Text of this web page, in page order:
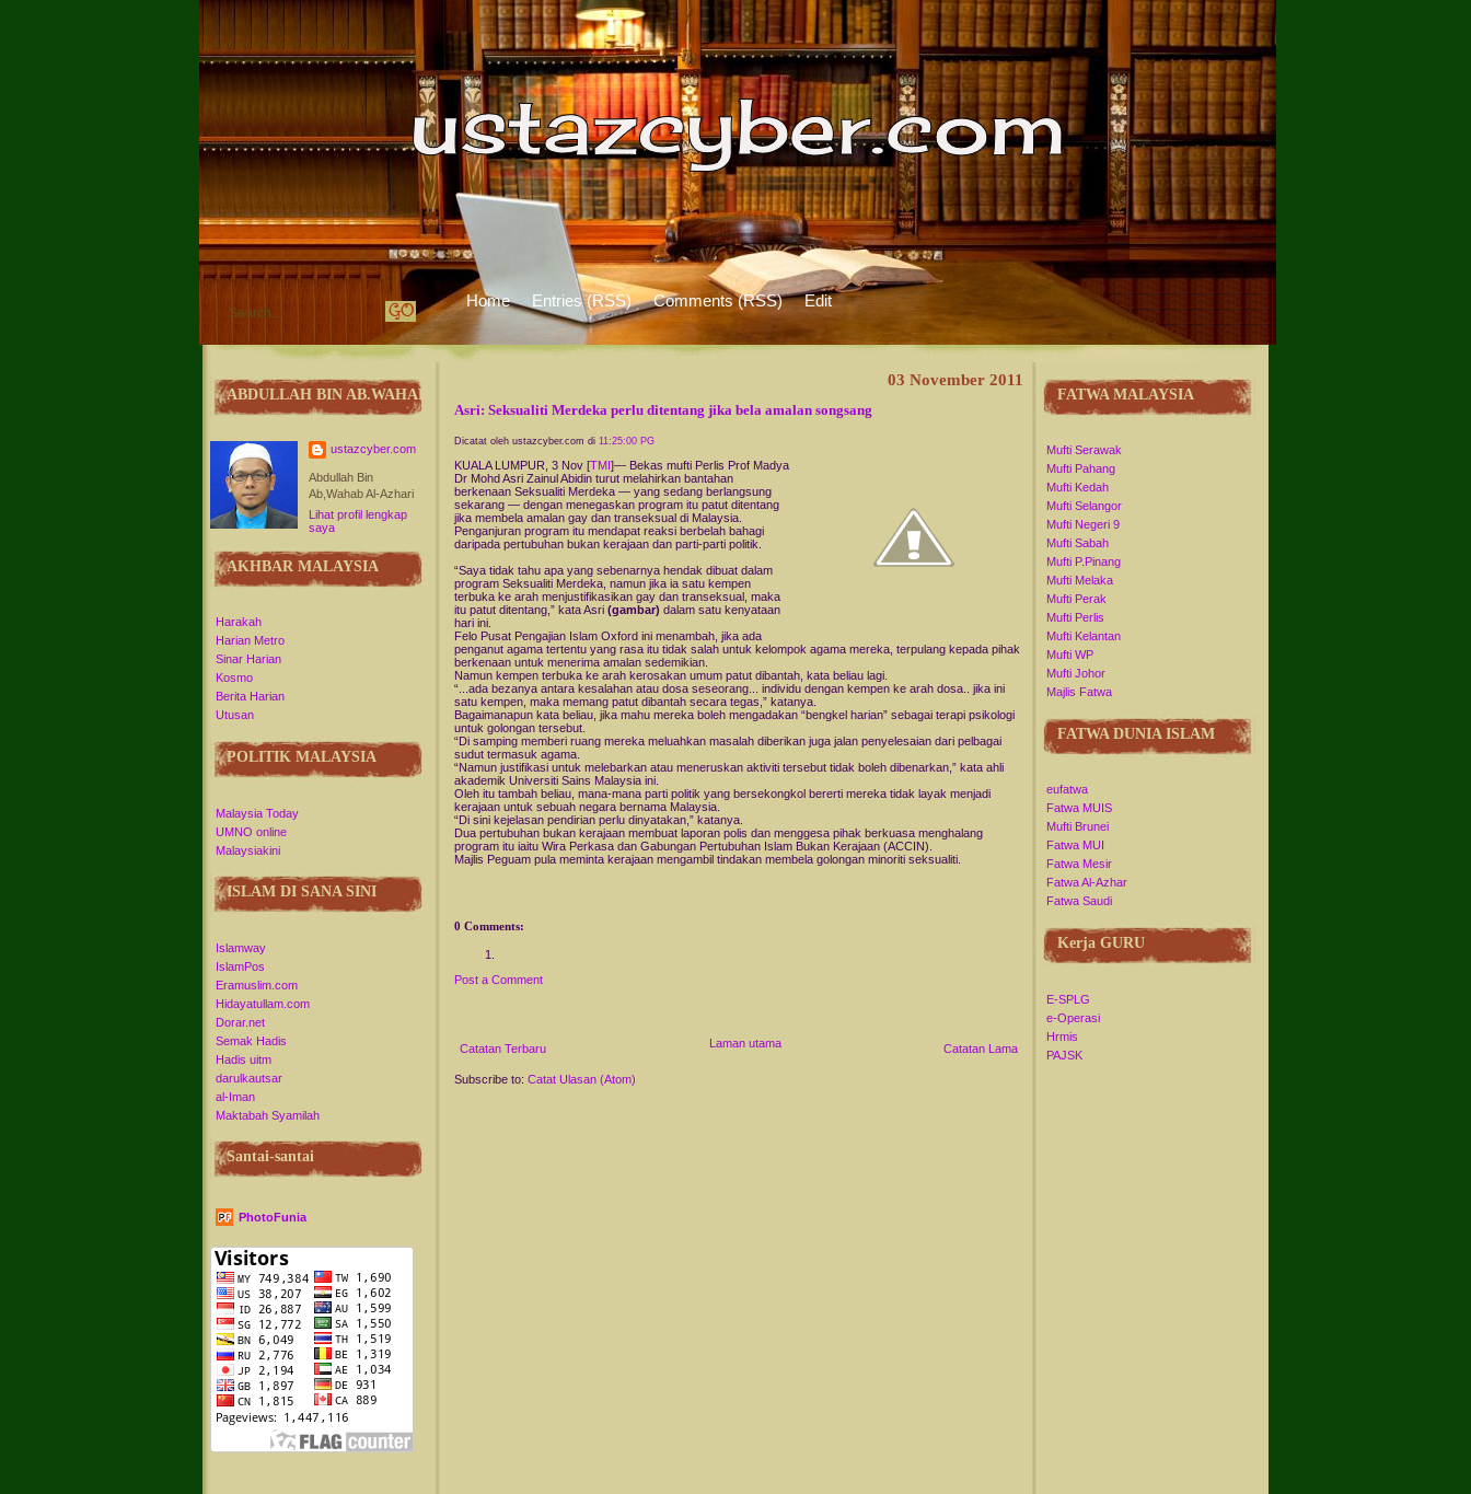
Home Entries (RSS) Comments (RSS) Edit
ABDULLAH BIN AB.WAHAB
ustazcyber.com
Abdullah Bin
Ab,Wahab Al-Azhari
Lihat profil lengkap
saya
AKHBAR MALAYSIA
Harakah
Harian Metro
Sinar Harian
Kosmo
Berita Harian
Utusan
POLITIK MALAYSIA
Malaysia Today
UMNO online
Malaysiakini
ISLAM DI SANA SINI
Islamway
IslamPos
Eramuslim.com
Hidayatullam.com
Dorar.net
Semak Hadis
Hadis uitm
darulkautsar
al-Iman
Maktabah Syamilah
Santai-santai
PhotoFunia
03 November 2011
Asri: Seksualiti Merdeka perlu ditentang jika bela amalan songsang
Dicatat oleh ustazcyber.com di 11:25:00 PG
KUALA LUMPUR, 3 Nov [TMI ]— Bekas mufti Perlis Prof Madya
Dr Mohd Asri Zainul Abidin turut melahirkan bantahan
berkenaan Seksualiti Merdeka — yang sedang berlangsung
sekarang — dengan menegaskan program itu patut ditentang
jika membela amalan gay dan transeksual di Malaysia.
Penganjuran program itu mendapat reaksi berbelah bahagi
daripada pertubuhan bukan kerajaan dan parti-parti politik.
“Saya tidak tahu apa yang sebenarnya hendak dibuat dalam
program Seksualiti Merdeka, namun jika ia satu kempen
terbuka ke arah menjustifikasikan gay dan transeksual, maka
itu patut ditentang,” kata Asri (gambar) dalam satu kenyataan
hari ini.
Felo Pusat Pengajian Islam Oxford ini menambah, jika ada
penganut agama tertentu yang rasa itu tidak salah untuk kelompok agama mereka, terpulang kepada pihak
berkenaan untuk menerima amalan sedemikian.
Namun kempen terbuka ke arah kerosakan umum patut dibantah, kata beliau lagi.
“...ada bezanya antara kesalahan atau dosa seseorang... individu dengan kempen ke arah dosa.. jika ini
satu kempen, maka memang patut dibantah secara tegas,” katanya.
Bagaimanapun kata beliau, jika mahu mereka boleh mengadakan “bengkel harian” sebagai terapi psikologi
untuk golongan tersebut.
“Di samping memberi ruang mereka meluahkan masalah diberikan juga jalan penyelesaian dari pelbagai
sudut termasuk agama.
“Namun justifikasi untuk melebarkan atau meneruskan aktiviti tersebut tidak boleh dibenarkan,” kata ahli
akademik Universiti Sains Malaysia ini.
Oleh itu tambah beliau, mana-mana parti politik yang bersekongkol bererti mereka tidak layak menjadi
kerajaan untuk sebuah negara bernama Malaysia.
“Di sini kejelasan pendirian perlu dinyatakan,” katanya.
Dua pertubuhan bukan kerajaan membuat laporan polis dan menggesa pihak berkuasa menghalang
program itu iaitu Wira Perkasa dan Gabungan Pertubuhan Islam Bukan Kerajaan (ACCIN).
Majlis Peguam pula meminta kerajaan mengambil tindakan membela golongan minoriti seksualiti.
0 Comments:
Post a Comment
Catatan Terbaru Catatan Lama
Laman utama
Subscribe to: Catat Ulasan (Atom)
FATWA MALAYSIA
Mufti Serawak
Mufti Pahang
Mufti Kedah
Mufti Selangor
Mufti Negeri 9
Mufti Sabah
Mufti P.Pinang
Mufti Melaka
Mufti Perak
Mufti Perlis
Mufti Kelantan
Mufti WP
Mufti Johor
Majlis Fatwa
FATWA DUNIA ISLAM
eufatwa
Fatwa MUIS
Mufti Brunei
Fatwa MUI
Fatwa Mesir
Fatwa Al-Azhar
Fatwa Saudi
Kerja GURU
E-SPLG
e-Operasi
Hrmis
PAJSK